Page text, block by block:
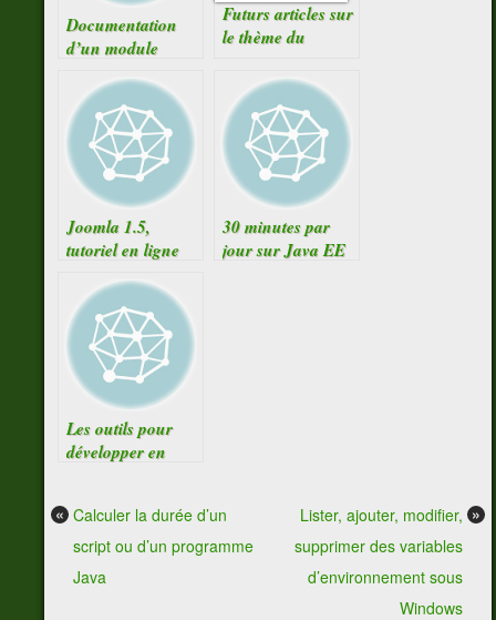
Documentation
d’un module
objet
Futurs articles sur
le thème du
Web
Joomla 1.5,
tutoriel en ligne
30 minutes par
jour sur Java EE
Les outils pour
développer en
« Calculer la durée d’un
script ou d’un programme
Java
Lister, ajouter, modifier,
supprimer des variables
d’environnement sous
Windows
»